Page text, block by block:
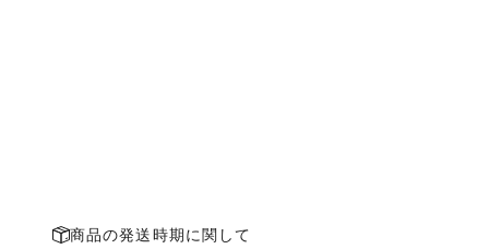
商品の発送時期に関して